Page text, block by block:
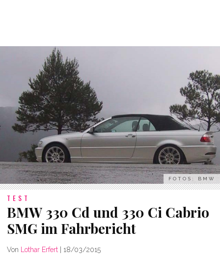
FOTOS: BMW
TEST
BMW 330 Cd und 330 Ci Cabrio
SMG im Fahrbericht
Von Lothar Erfert 18/03/2015